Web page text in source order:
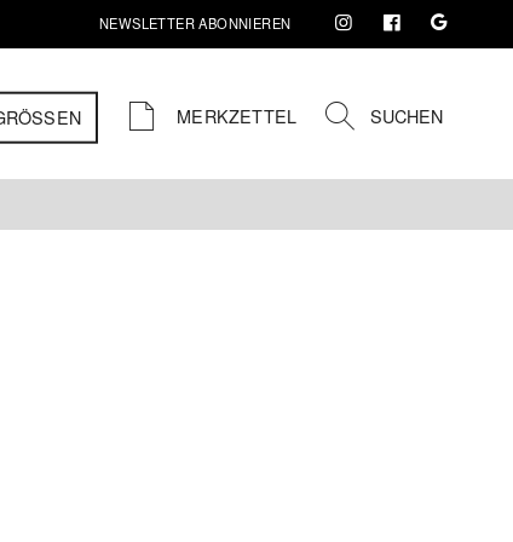
NEWSLETTER ABONNIEREN
MERKZETTEL SUCHEN